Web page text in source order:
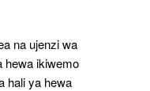
na ujenzi wa
hewa ikiwemo
hali ya hewa